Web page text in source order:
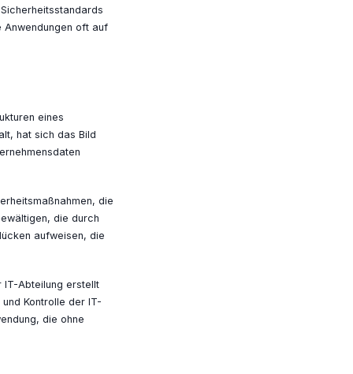
Anwendungen oft auf
eines
hat sich das Bild
die
die durch
aufweisen, die
IT-Abteilung erstellt
Kontrolle der IT-
die ohne